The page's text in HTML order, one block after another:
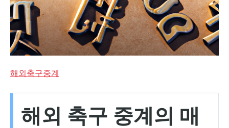
해외축구중계
해외 축구 중계의 매